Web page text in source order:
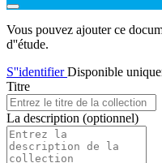
Vous pouvez ajouter ce
d''étude.
S''identifierDisponible
Titre
La description (optionnel)